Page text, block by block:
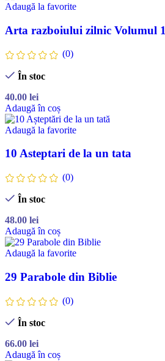
Adaugă la favorite
Arta razboiului zilnic Volumul 1
(0)
În stoc
40.00 lei
Adaugă în coș
Adaugă la favorite
10 Asteptari de la un tata
(0)
În stoc
48.00 lei
Adaugă în coș
Adaugă la favorite
29 Parabole din Biblie
(0)
În stoc
66.00 lei
Adaugă în coș